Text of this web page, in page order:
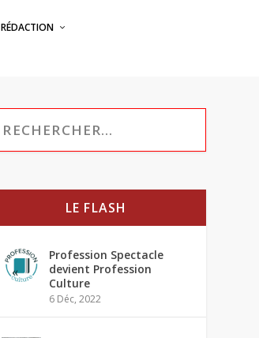
RÉDACTION
LE FLASH
Profession Spectacle
devient Profession
Culture
6 Déc, 2022